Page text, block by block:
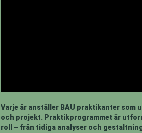
Varje år anställer BAU praktikanter som
och projekt. Praktikprogrammet är
roll – från tidiga analyser och